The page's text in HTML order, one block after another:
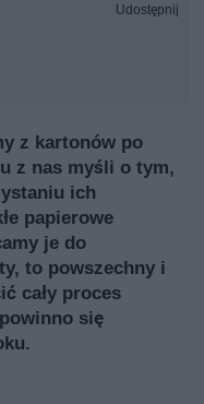
Udostępnij
z kartonów po
z nas myśli o tym,
ich
papierowe
je do
to powszechny i
cały proces
się